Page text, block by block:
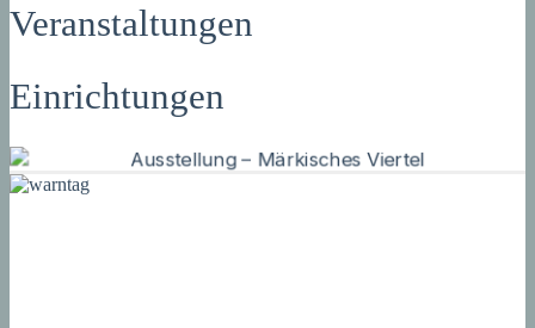
Veranstaltungen
Einrichtungen